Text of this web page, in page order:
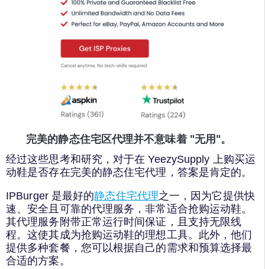
完美的静态住宅区代理并不意味着 "无用"。
经过这些思考和研究，对于在 YeezySupply 上购买运
动鞋是否存在完美的静态住宅代理，答案是肯定的。
IPBurger 是最好的静态住宅代理之一，因为它提供快
速、安全且可靠的代理服务，非常适合抢购运动鞋。
其代理服务附带正常运行时间保证，且支持无限线
程。这使其成为抢购运动鞋的理想工具。此外，他们
提供多种套餐，您可以根据自己的需求和预算选择最
合适的方案。